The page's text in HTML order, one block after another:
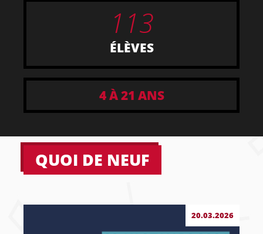
113
ÉLÈVES
4 À 21 ANS
QUOI DE NEUF
20.03.2026